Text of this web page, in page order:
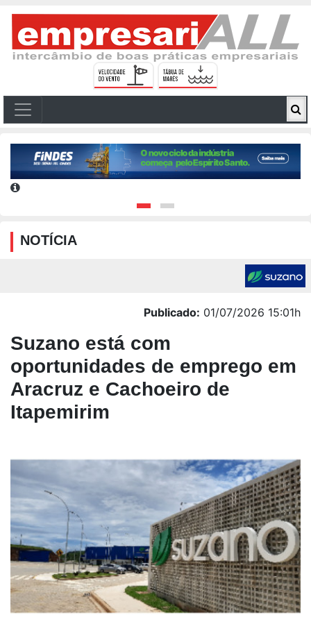
NOTÍCIA
Publicado: 01/07/2026 15:01h
Suzano está com
oportunidades de emprego em
Aracruz e Cachoeiro de
Itapemirim